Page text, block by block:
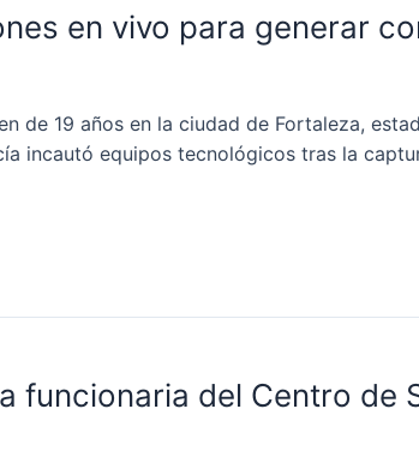
en vivo para generar
de 19 años en la ciudad de Fortaleza,
incautó equipos tecnológicos tras la
funcionaria del Centro de